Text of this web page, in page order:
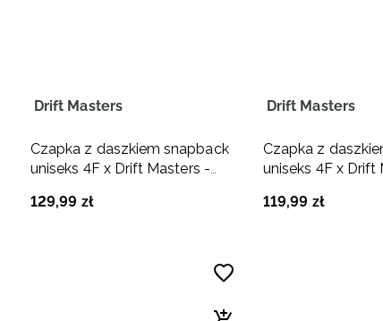
Drift Masters
Czapka z daszkiem snapback
uniseks 4F x Drift Masters -
129,99 zł
Drift Masters
Czapka z
uniseks 4F x Drift
119,99 zł